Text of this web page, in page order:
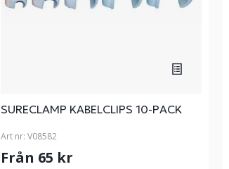
SURECLAMP KABELCLIPS 10-PACK
Art nr: V08582
Från 65 kr